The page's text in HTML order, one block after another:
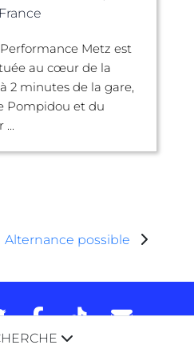
Metz est
au cœur de la
2 minutes de la gare,
Pompidou et du
...
Alternance possible